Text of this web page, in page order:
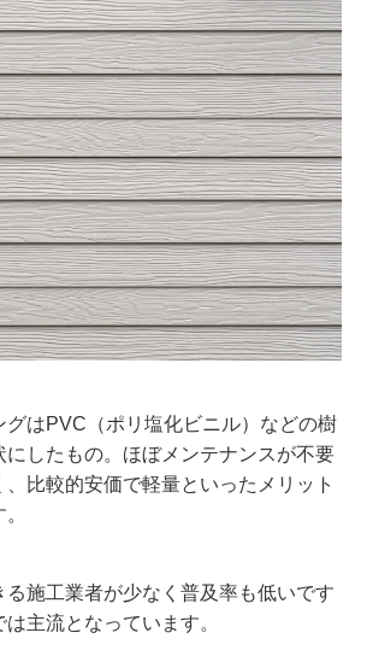
グはPVC（ポリ塩化ビニル）などの樹
にしたもの。ほぼメンテナンスが不要
比較的安価で軽量といったメリット
る施工業者が少なく普及率も低いです
主流となっています。